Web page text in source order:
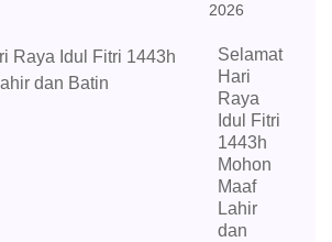
2026
Selamat
Hari
Raya
Idul Fitri
1443h
Mohon
Maaf
Lahir
dan